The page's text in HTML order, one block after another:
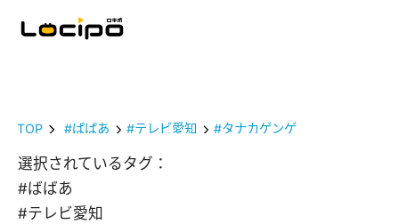
TOP #ばばあ #テレビ愛知 #タナカゲンゲ
選択されているタグ：
#ばばあ
#テレビ愛知